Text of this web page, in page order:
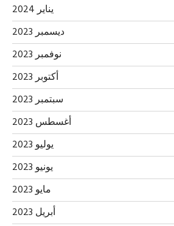
يناير 2024
ديسمبر 2023
نوفمبر 2023
أكتوبر 2023
سبتمبر 2023
أغسطس 2023
يوليو 2023
يونيو 2023
مايو 2023
أبريل 2023